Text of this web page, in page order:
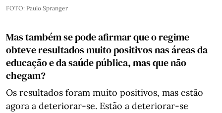
FOTO: Paulo Spranger
Mas também se pode afirmar que o regime
obteve resultados muito positivos nas áreas da
educação e da saúde pública, mas que não
chegam?
Os resultados foram muito positivos, mas estão
agora a deteriorar-se. Estão a deteriorar-se